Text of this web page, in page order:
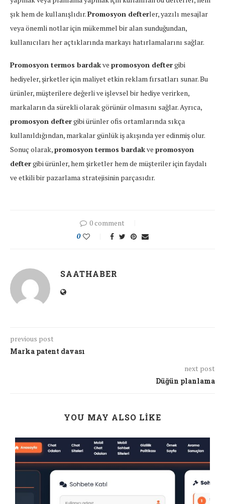
şık hem de kullanışlıdır.Promosyon defterler, yazılı mesajlar
veya önemli notlar için mükemmel bir alan sunduğundan,
kullanıcıları her açtıklarında markayı hatırlamalarını sağlar.
Promosyon termos bardakve promosyon deftergibi
hediyeler, şirketler için maliyet etkin reklam fırsatları sunar. Bu
ürünler, müşterilere değerli ve işlevsel bir hediye verirken,
markaların da sürekli olarak görünür olmasını sağlar. Ayrıca,
promosyon deftergibi ürünler ofis ortamlarında sıkça
kullanıldığından, markalar günlük iş akışında yer edinmiş olur.
Sonuç olarak,promosyon termos bardakve promosyon
deftergibi ürünler, hem şirketler hem de müşteriler için faydalı
ve etkili bir pazarlama stratejisinin parçasıdır.
0 comment
0
SAATHABER
previous post
Marka patent davası
next post
Düğün planlama
YOU MAY ALSO LIKE